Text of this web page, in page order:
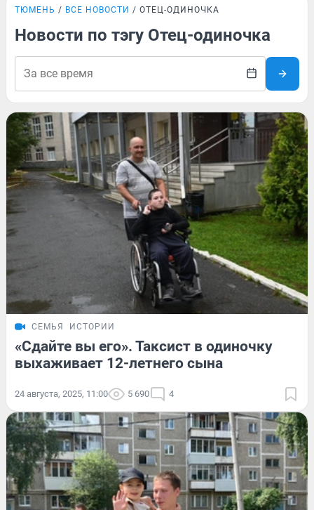
ТЮМЕНЬ ВСЕ НОВОСТИ ОТЕЦ-ОДИНОЧКА
Новости по тэгу Отец-одиночка
СЕМЬЯ ИСТОРИИ
«Сдайте вы его». Таксист в одиночку
выхаживает 12-летнего сына
24 августа, 2025, 11:00 5 690 4